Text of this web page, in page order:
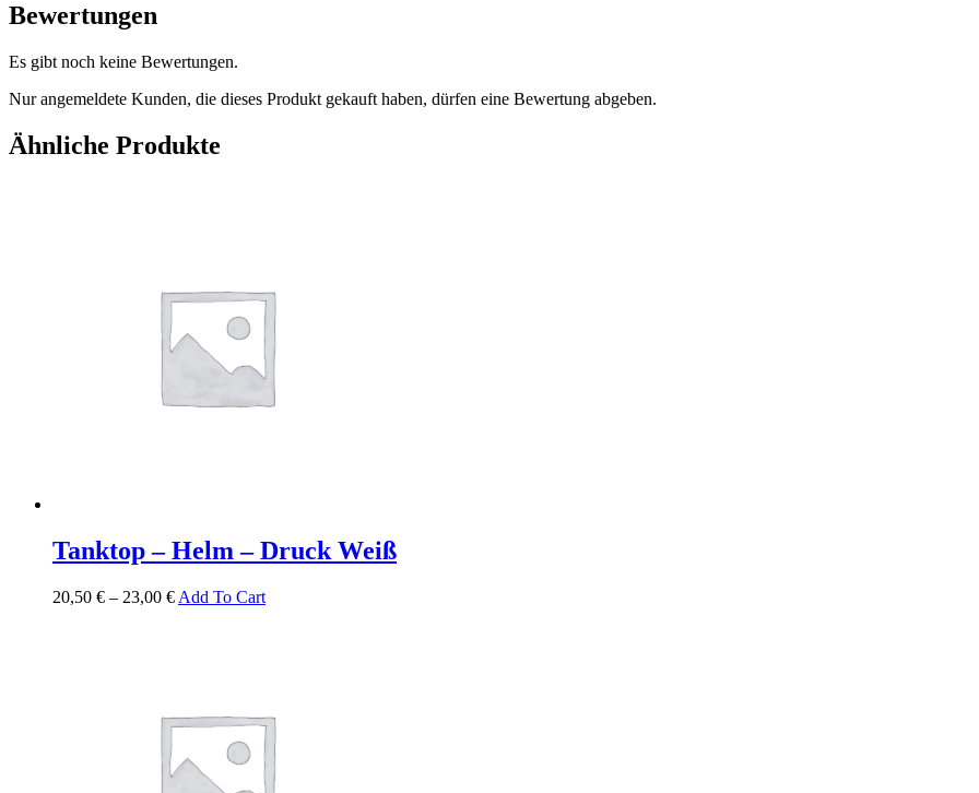
Bewertungen
Es gibt noch keine Bewertungen.
Nur angemeldete Kunden, die dieses Produkt gekauft haben, dürfen eine Bewertung abgeben.
Ähnliche Produkte
Tanktop – Helm – Druck Weiß
20,50 € – 23,00 € Add To Cart